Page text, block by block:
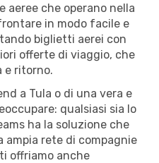
che operano nella
in modo facile e
biglietti aerei con
offerte di viaggio, che
e ritorno.
a Tula o di una vera e
qualsiasi sia lo
ha la soluzione che
ampia rete di compagnie
offriamo anche